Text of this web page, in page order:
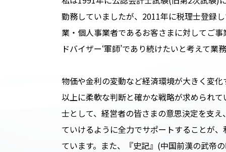
勤務していましたが、2011年に税理士登録
業・個人事業者であるお客さまに対してご
ドバイザー‘軍師’であり続けたいと考えて業
物価や金利の変動など経済環境が大きく変
以上に柔軟な判断と確かな戦略が求められ
士として、経営者の皆さまの意思決定を支
ていけるように全力でサポートすることが
ています。また、『史記』(中国前漢の武帝